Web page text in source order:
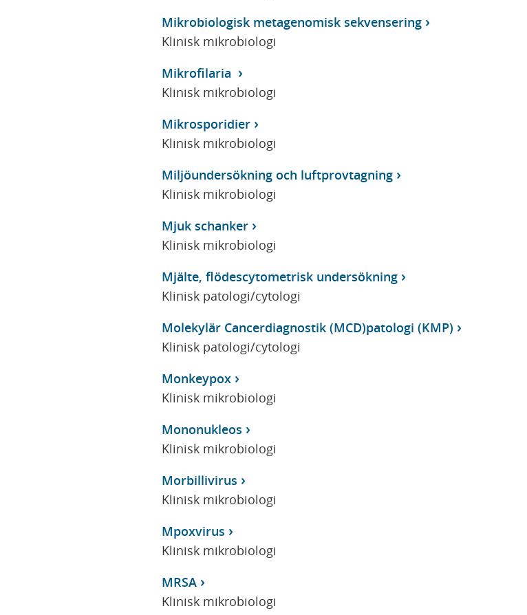
Mikrobiologisk metagenomisk sekvensering
Klinisk mikrobiologi
Mikrofilaria
Klinisk mikrobiologi
Mikrosporidier
Klinisk mikrobiologi
Miljöundersökning och luftprovtagning
Klinisk mikrobiologi
Mjuk schanker
Klinisk mikrobiologi
Mjälte, flödescytometrisk undersökning
Klinisk patologi/cytologi
Molekylär Cancerdiagnostik (MCD)patologi (KMP)
Klinisk patologi/cytologi
Monkeypox
Klinisk mikrobiologi
Mononukleos
Klinisk mikrobiologi
Morbillivirus
Klinisk mikrobiologi
Mpoxvirus
Klinisk mikrobiologi
MRSA
Klinisk mikrobiologi